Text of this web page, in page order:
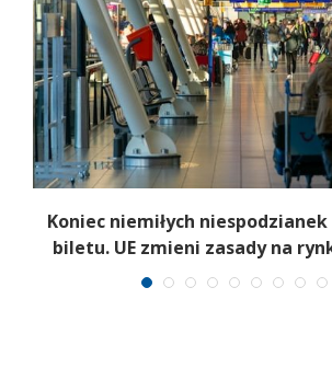
Koniec niemiłych
biletu. UE zmieni zasady na